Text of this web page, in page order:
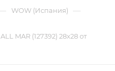
WOW (Испания) —
MAR (127392) 28x28 от